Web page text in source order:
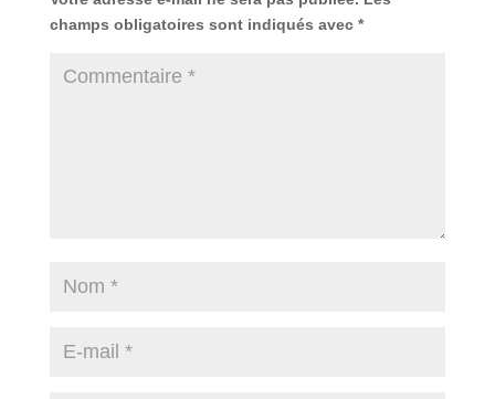
champs obligatoires sont indiqués avec *